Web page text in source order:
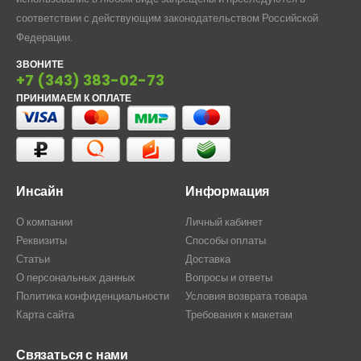
соответствии с действующим законодательством Российской
Федерации.
ЗВОНИТЕ
+7 (343) 383-02-73
ПРИНИМАЕМ К ОПЛАТЕ
Инсайн
О компании
Реквизиты
Статьи
О персональных данных
Политика конфиденциальности
Карта сайта
Информация
Личный кабинет
Способы оплаты
Доставка
Вопросы и ответы
Условия возврата товара
Требования к макетам
Связаться с нами